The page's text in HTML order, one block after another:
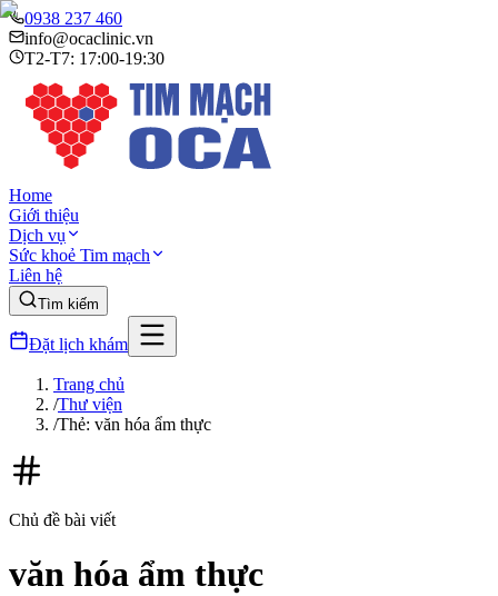
0938 237 460
info@ocaclinic.vn
T2-T7: 17:00-19:30
Home
Giới thiệu
Dịch vụ
Sức khoẻ Tim mạch
Liên hệ
Tìm kiếm
Đặt lịch khám
Trang chủ
/Thư viện
/Thẻ: văn hóa ẩm thực
Chủ đề bài viết
văn hóa ẩm thực